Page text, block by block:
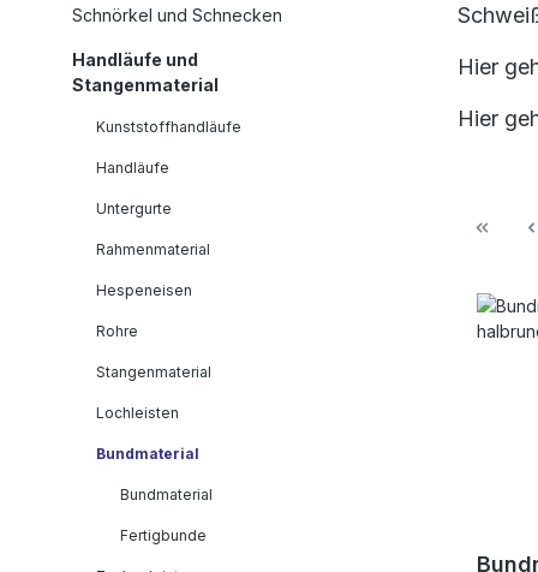
Schnörkel und Schnecken
Handläufe und
Stangenmaterial
Kunststoffhandläufe
Handläufe
Untergurte
Rahmenmaterial
Hespeneisen
Rohre
Stangenmaterial
Lochleisten
Bundmaterial
Bundmaterial
Fertigbunde
Hier
Hier